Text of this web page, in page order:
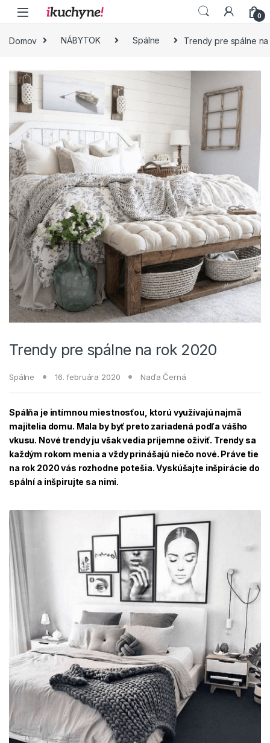
Skip to navigation
Skip to content
0
Domov NÁBYTOK Spálne Trendy pre spálne
Trendy pre spálne na rok 2020
Spálne 16. februára 2020 Naďa Černá
Spálňa je intímnou miestnosťou, ktorú využívajú najmä
majitelia domu. Mala by byť preto zariadená podľa vášho
vkusu. Nové trendy ju však vedia príjemne oživiť. Trendy sa
každým rokom menia a vždy prinášajú niečo nové. Práve tie
na rok 2020 vás rozhodne potešia. Vyskúšajte inšpirácie do
spální a inšpirujte sa nimi.